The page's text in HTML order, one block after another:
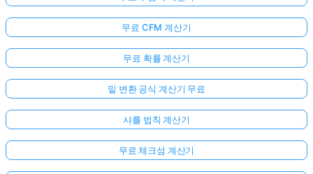
무료 CFM 계산기
무료 확률 계산기
밑 변환 공식 계산기 무료
샤를 법칙 계산기
무료 체크섬 계산기